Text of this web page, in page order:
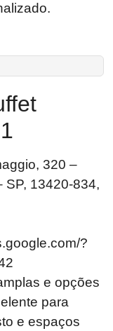
320 –
SP, 13420-834,
?
e opções
para
e espaços